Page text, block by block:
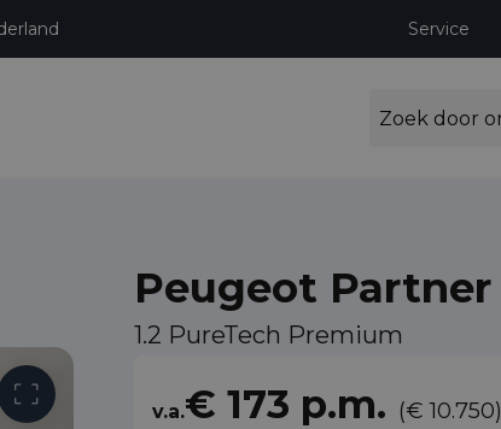
Service
Peugeot Partner
1.2 PureTech Premium
v.a.€ 173 p.m. (€ 10.750)